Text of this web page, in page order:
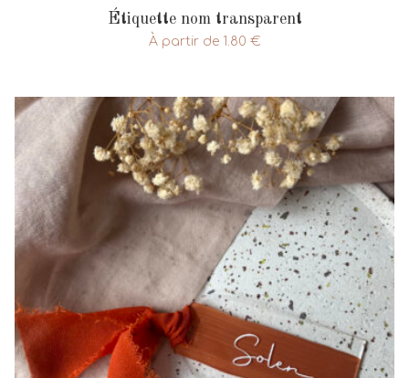
Étiquette nom transparent
À partir de 1.80 €